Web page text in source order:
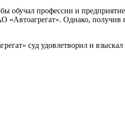
обучал профессии и
«Автоагрегат». Однако,
суд удовлетворил и